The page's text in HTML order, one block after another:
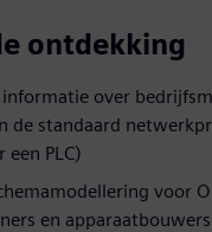
ontdekking
informatie over
de standaard
een PLC)
voor
en apparaatbouwers